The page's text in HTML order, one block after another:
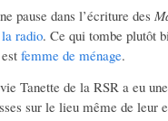
pause dans l’écriture des
radio. Ce qui tombe plutôt
femme de ménage.
Tanette de la RSR a eu
sur le lieu même de leur